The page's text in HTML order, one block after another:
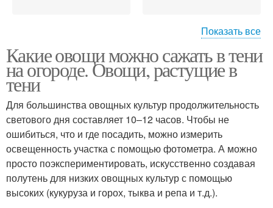
Однолетние овощи Растения для огорода
Культуры для огорода Овощи в огороде
Показать все
Какие овощи можно сажать в тени
на огороде. Овощи, растущие в
тени
Для большинства овощных культур продолжительность
светового дня составляет 10–12 часов. Чтобы не
ошибиться, что и где посадить, можно измерить
освещенность участка с помощью фотометра. А можно
просто поэкспериментировать, искусственно создавая
полутень для низких овощных культур с помощью
высоких (кукуруза и горох, тыква и репа и т.д.).